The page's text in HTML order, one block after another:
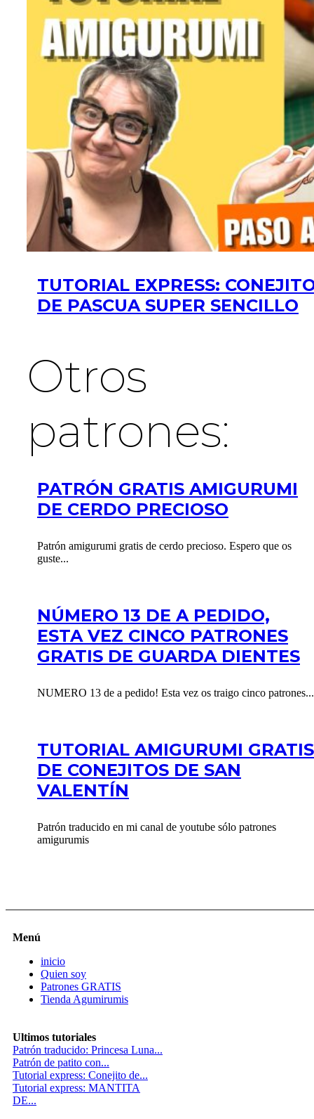
TUTORIAL EXPRESS:
DE PASCUA SUPER SENCILLO
Otros
patrones:
PATRÓN GRATIS AMIGURUMI
DE CERDO PRECIOSO
Patrón amigurumi gratis de cerdo precioso. Espero que os
guste...
NÚMERO 13 DE A PEDIDO,
ESTA VEZ CINCO PATRONES
GRATIS DE GUARDA DIENTES
NUMERO 13 de a pedido! Esta vez os traigo cinco patrones...
TUTORIAL AMIGURUMI GRATIS
DE CONEJITOS DE SAN
VALENTÍN
Patrón traducido en mi canal de youtube sólo patrones
amigurumis
Menú
inicio
Quien soy
Patrones GRATIS
Tienda Agumirumis
Ultimos tutoriales
Patrón traducido: Princesa Luna...
Patrón de patito con...
Tutorial express: Conejito de...
Tutorial express: MANTITA
DE...